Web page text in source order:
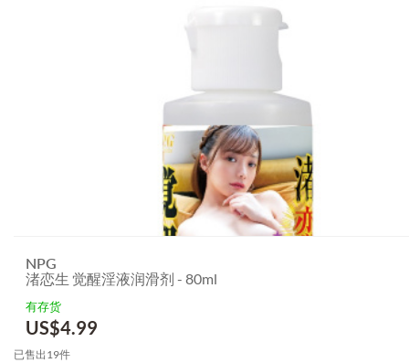
NPG
渚恋生 觉醒淫液润滑剂 - 80ml
有存货
US$4.99
已售出19件